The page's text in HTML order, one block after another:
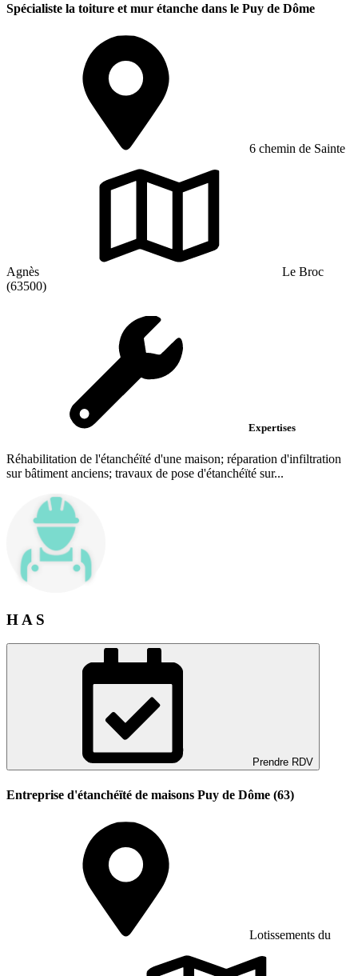
Spécialiste la toiture et mur étanche dans le Puy de Dôme
6 chemin de Sainte
Agnès
Le Broc
(63500)
Expertises
Réhabilitation de l'étanchéïté d'une maison; réparation d'infiltration
sur bâtiment anciens; travaux de pose d'étanchéïté sur...
H A S
Prendre RDV
Entreprise d'étanchéïté de maisons Puy de Dôme (63)
Lotissements du